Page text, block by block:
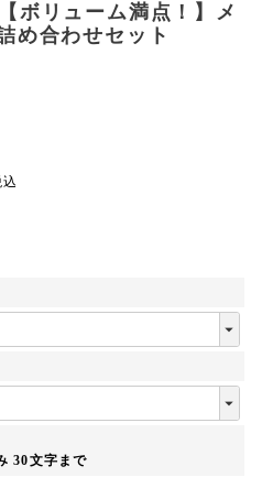
【ボリューム満点！】メ
め合わせセット
30文字まで